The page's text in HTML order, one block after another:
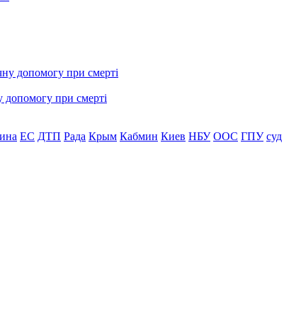
допомогу при смерті
ЕС ДТП Рада Крым Кабмин Киев НБУ ООС ГПУ суд